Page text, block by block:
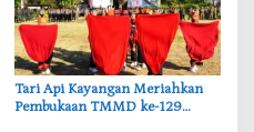
‎Tari Api Kayangan Meriahkan
Pembukaan TMMD ke-129